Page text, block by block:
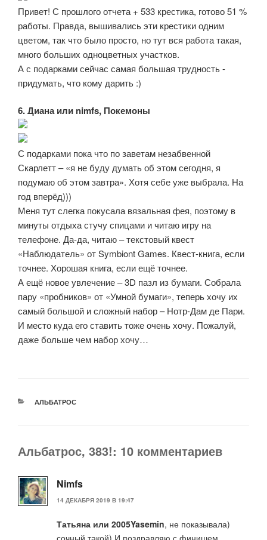
Привет! С прошлого отчета + 533 крестика, готово 51 %
работы. Правда, вышивались эти крестики одним
цветом, так что было просто, но тут вся работа такая,
много больших одноцветных участков.
А с подарками сейчас самая большая трудность -
придумать, что кому дарить :)
6. Диана или nimfs, Покемоны
С подарками пока что по заветам незабвенной
Скарлетт – «я не буду думать об этом сегодня, я
подумаю об этом завтра». Хотя себе уже выбрала. На
год вперёд)))
Меня тут слегка покусала вязальная фея, поэтому в
минуты отдыха стучу спицами и читаю игру на
телефоне. Да-да, читаю – текстовый квест
«Наблюдатель» от Symbiont Games. Квест-книга, если
точнее. Хорошая книга, если ещё точнее.
А ещё новое увлечение – 3D пазл из бумаги. Собрала
пару «пробников» от «Умной бумаги», теперь хочу их
самый большой и сложный набор – Нотр-Дам де Пари.
И место куда его ставить тоже очень хочу. Пожалуй,
даже больше чем набор хочу…
РУБРИКИ
АЛЬБАТРОС
Альбатрос, 383!: 10 комментариев
Nimfs
14 ДЕКАБРЯ 2019 В 19:47
Татьяна или 2005Yasemin, не показывала)